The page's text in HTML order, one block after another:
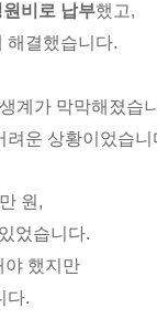
비로 납부했고,
해결했습니다.
생계가 막막해졌습
려운 상황이었습니
원 ,
었습니다.
야 했지만
다.